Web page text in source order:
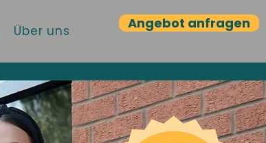
Über uns Angebot anfragen